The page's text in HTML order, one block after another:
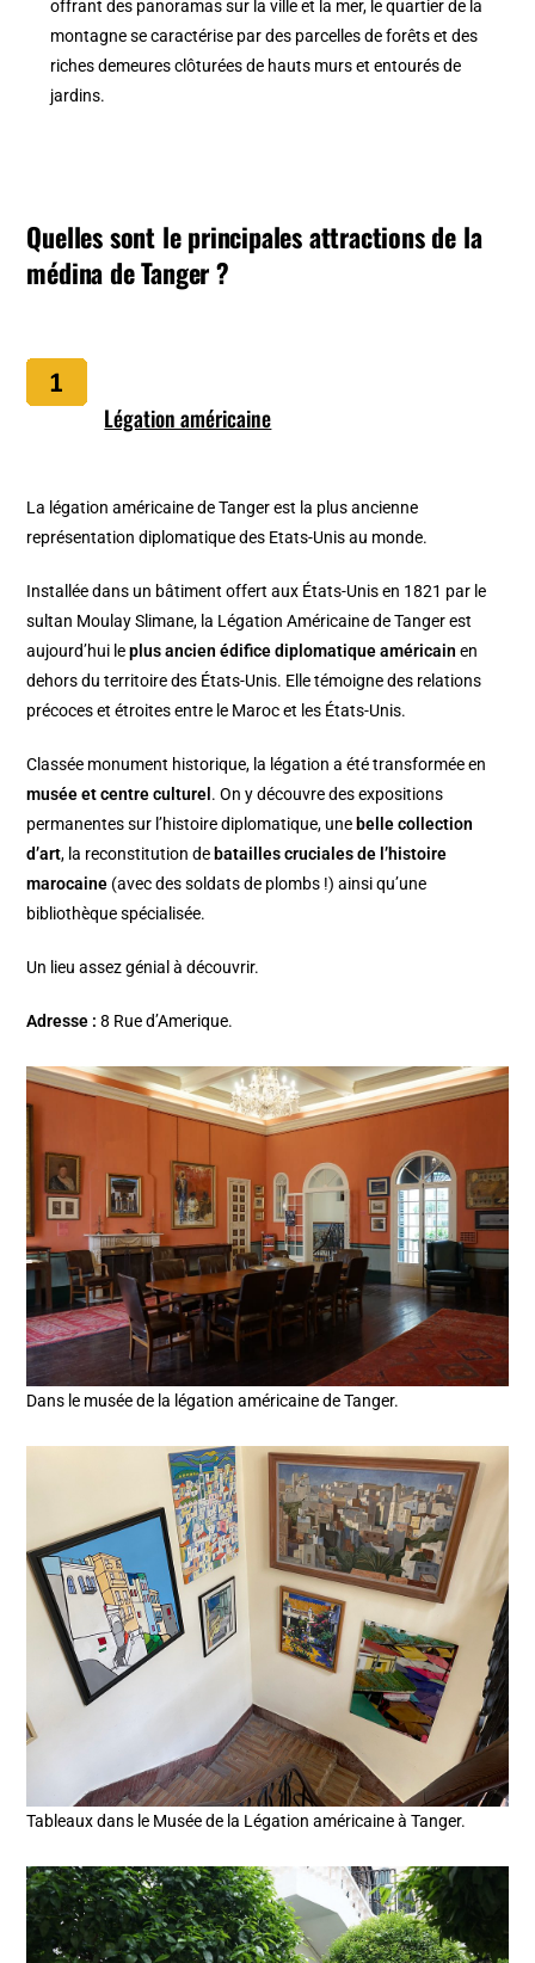
offrant des panoramas sur la ville et la mer, le quartier de la
montagne se caractérise par des parcelles de forêts et des
riches demeures clôturées de hauts murs et entourés de
jardins.
Quelles sont le principales attractions de la
médina de Tanger ?
Légation américaine
La légation américaine de Tanger est la plus ancienne
représentation diplomatique des Etats-Unis au monde.
Installée dans un bâtiment offert aux États-Unis en 1821 par le
sultan Moulay Slimane, la Légation Américaine de Tanger est
aujourd’hui leplus ancien édifice diplomatique américain en
dehors du territoire des États-Unis. Elle témoigne des relations
précoces et étroites entre le Maroc et les États-Unis.
Classée monument historique, la légation a été transformée en
musée et centre culturel . On y découvre des expositions
permanentes sur l’histoire diplomatique, une belle collection
d’art, la reconstitution de batailles cruciales de l’histoire
marocaine (avec des soldats de plombs !) ainsi qu’une
bibliothèque spécialisée.
Un lieu assez génial à découvrir.
Adresse :8 Rue d’Amerique.
Dans le musée de la légation américaine de Tanger.
Tableaux dans le Musée de la Légation américaine à Tanger.